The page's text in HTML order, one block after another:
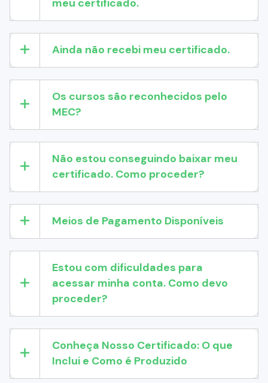
Ainda não recebi meu certificado.
Os cursos são reconhecidos pelo
MEC?
Não estou conseguindo baixar meu
certificado. Como proceder?
Meios de Pagamento Disponíveis
Estou com dificuldades para
acessar minha conta. Como devo
proceder?
Conheça Nosso Certificado: O que
Inclui e Como é Produzido